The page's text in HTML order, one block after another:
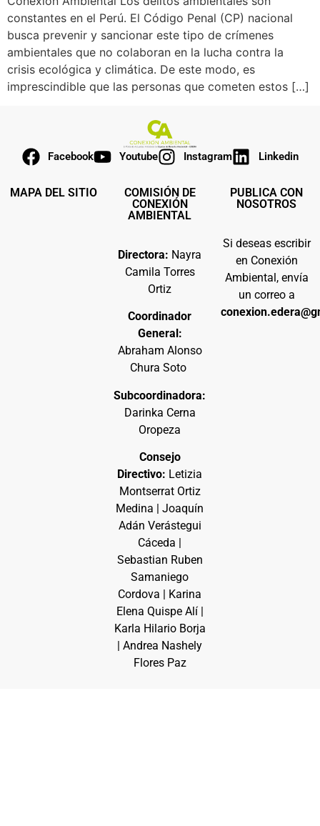
constantes en el Perú. El Código Penal (CP) nacional
busca prevenir y sancionar este tipo de crímenes
ambientales que no colaboran en la lucha contra la
crisis ecológica y climática. De este modo, es
imprescindible que las personas que cometen estos […]
Facebook Youtube Instagram Linkedin
MAPA DEL SITIO
COMISIÓN DE
CONEXIÓN
AMBIENTAL
Directora: Nayra
Camila Torres
Ortiz
Coordinador
General:
Abraham Alonso
Chura Soto
Subcoordinadora:
Darinka Cerna
Oropeza
Consejo
Directivo: Letizia
Montserrat Ortiz
Medina | Joaquín
Adán Verástegui
Cáceda |
Sebastian Ruben
Samaniego
Cordova | Karina
Elena Quispe Alí |
Karla Hilario Borja
| Andrea Nashely
Flores Paz
PUBLICA CON
NOSOTROS
Si deseas escribir
en Conexión
Ambiental, envía
un correo a